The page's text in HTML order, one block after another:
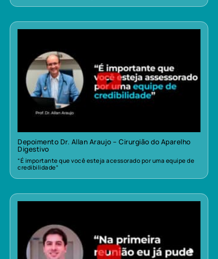
Depoimento Dr. Allan Araujo – Cirurgião do Aparelho
Digestivo
“É importante que você esteja acessorado por uma equipe de
credibilidade”